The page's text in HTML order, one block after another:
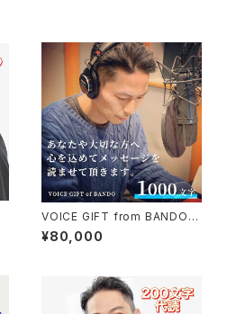
VOICE GIFT from BANDO
大切なあの人に声のギフト（100
0文字以下編）手紙や詩の代読
¥80,000